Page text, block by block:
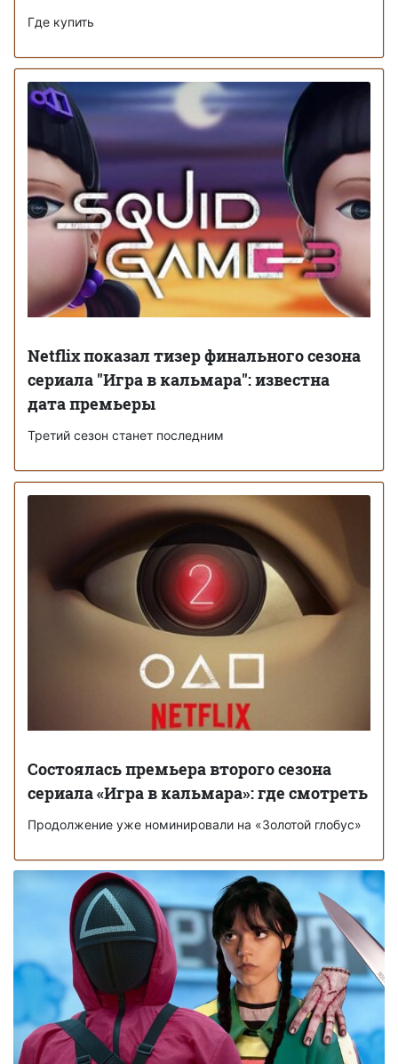
Где купить
Netflix показал тизер финального сезона
сериала "Игра в кальмара": известна
дата премьеры
Третий сезон станет последним
Состоялась премьера второго сезона
сериала «Игра в кальмара»: где смотреть
Продолжение уже номинировали на «Золотой глобус»